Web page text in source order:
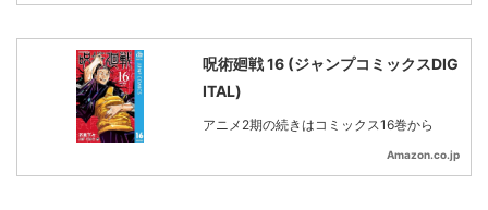
呪術廻戦 16 (ジャンプコミックスDIG
ITAL)
アニメ2期の続きはコミックス16巻から
Amazon.co.jp